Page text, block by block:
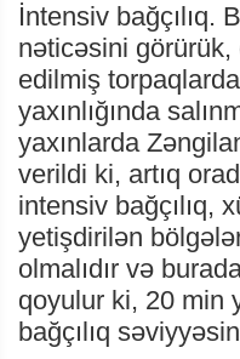
İntensiv bağçılıq.
nəticəsini
edilmiş
yaxınlığında
yaxınlarda
verildi ki, artıq
intensiv bağçılıq,
yetişdirilən
olmalıdır və
qoyulur ki, 20 min
bağçılıq